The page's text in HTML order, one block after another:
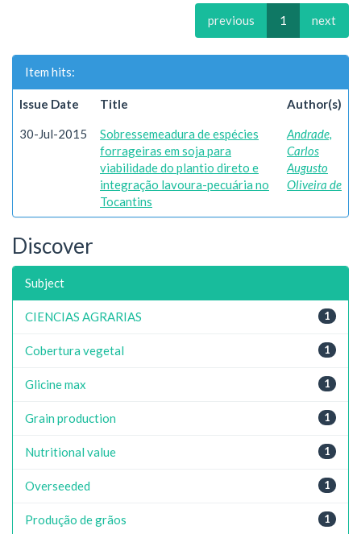
previous 1 next
Item hits:
Issue Date Title Author(s)
30-Jul-2015
Sobressemeadura de espécies
forrageiras em soja para
viabilidade do plantio direto e
integração lavoura-pecuária no
Tocantins
Andrade,
Carlos
Augusto
Oliveira de
Discover
Subject
1
CIENCIAS AGRARIAS
1
Cobertura vegetal
1
Glicine max
1
Grain production
1
Nutritional value
1
Overseeded
1
Produção de grãos